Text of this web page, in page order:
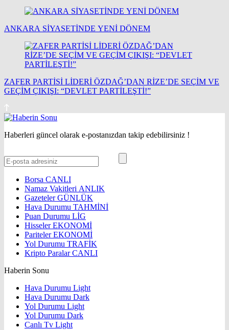
ANKARA SİYASETİNDE YENİ DÖNEM
ZAFER PARTİSİ LİDERİ ÖZDAĞ’DAN RİZE’DE SEÇİM VE
GEÇİM ÇIKIŞI: “DEVLET PARTİLEŞTİ!”
Haberleri güncel olarak e-postanızdan takip edebilirsiniz !
Borsa CANLI
Namaz Vakitleri ANLIK
GazetelerGÜNLÜK
Hava Durumu TAHMİNİ
Puan Durumu LİG
HisselerEKONOMİ
ParitelerEKONOMİ
Yol Durumu TRAFİK
Kripto ParalarCANLI
Haberin Sonu
Hava Durumu Light
Hava Durumu Dark
Yol Durumu Light
Yol Durumu Dark
Canlı Tv Light